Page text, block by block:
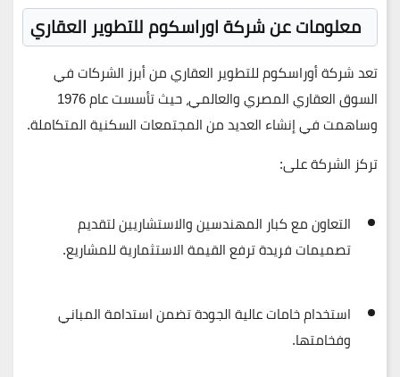
معلومات عن شركة اوراسكوم للتطوير العقاري
تعدشركة أوراسكوم للتطوير العقاريمن أبرز الشركات في
السوق العقاري المصري والعالمي، حيث تأسست عام1976
وساهمت في إنشاء العديد منالمجتمعات السكنية المتكاملة.
تركز الشركة على:
التعاون معكبار المهندسين والاستشاريينلتقديم
تصميمات فريدة ترفع القيمة الاستثمارية للمشاريع.
استخدامخامات عالية الجودةتضمن استدامة المباني
وفخامتها.